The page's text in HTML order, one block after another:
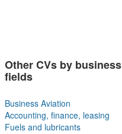
Other CVs by business
fields
Business Aviation
Accounting, finance, leasing
Fuels and lubricants